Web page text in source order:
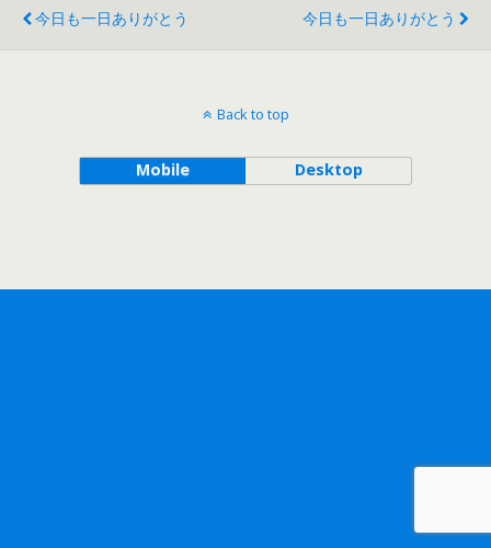
今日も一日ありがとう
今日も一日ありがとう
Back to top
Mobile Desktop